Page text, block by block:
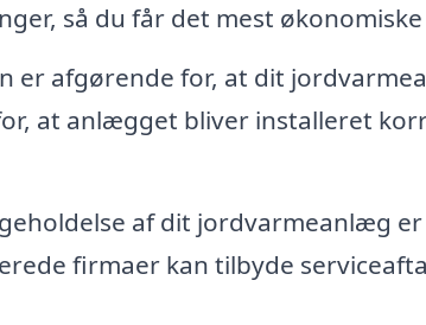
så du får det mest økonomiske
er afgørende for, at dit
at anlægget bliver installeret
af dit jordvarmeanlæg
firmaer kan tilbyde